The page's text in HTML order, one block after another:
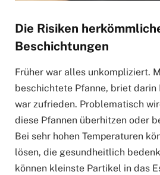
Die Risiken
Beschichtungen
Früher war alles unkompliziert.
beschichtete Pfanne, briet darin
war zufrieden. Problematisch
diese Pfannen überhitzen oder
Bei sehr hohen Temperaturen
lösen, die gesundheitlich
können kleinste Partikel in das